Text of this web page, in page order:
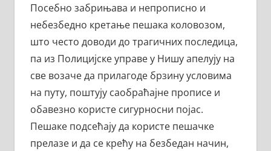
Посебно забрињава и непрописно и
небезбедно кретање пешака коловозом,
што често доводи до трагичних последица,
па из Полицијске управе у Нишу апелују на
све возаче да прилагоде брзину условима
на путу, поштују саобраћајне прописе и
обавезно користе сигурносни појас.
Пешаке подсећају да користе пешачке
прелазе и да се крећу на безбедан начин,